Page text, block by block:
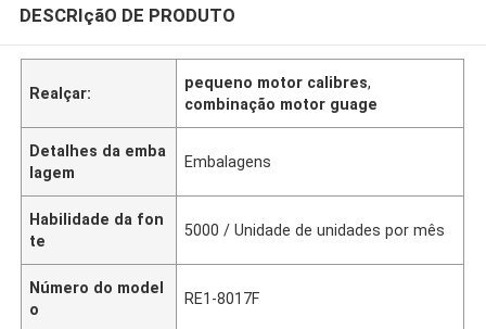
DESCRIçãO DE PRODUTO
Realçar:
pequeno motor calibres,
combinação motor guage
Detalhes da emba
lagem
Embalagens
Habilidade da fon
te
5000 / Unidade de unidades por mês
Número do model
o
RE1-8017F